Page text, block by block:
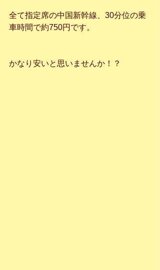
全て指定席の中国新幹線、30分位の乗
車時間で約750円です。
かなり安いと思いませんか！？